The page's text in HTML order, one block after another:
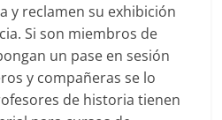
y reclamen su exhibición
Si son miembros de
un pase en sesión
y compañeras se lo
de historia tienen